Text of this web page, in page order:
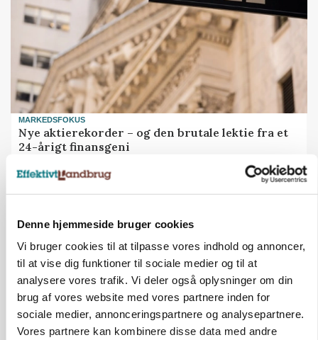
Denne hjemmeside bruger cookies
Vi bruger cookies til at tilpasse vores indhold og annoncer,
til at vise dig funktioner til sociale medier og til at
analysere vores trafik. Vi deler også oplysninger om din
brug af vores website med vores partnere inden for
sociale medier, annonceringspartnere og analysepartnere.
Vores partnere kan kombinere disse data med andre
MARKEDSFOKUS
Nye aktierekorder – og den brutale lektie fra et
24-årigt finansgeni
HØST-TOUR